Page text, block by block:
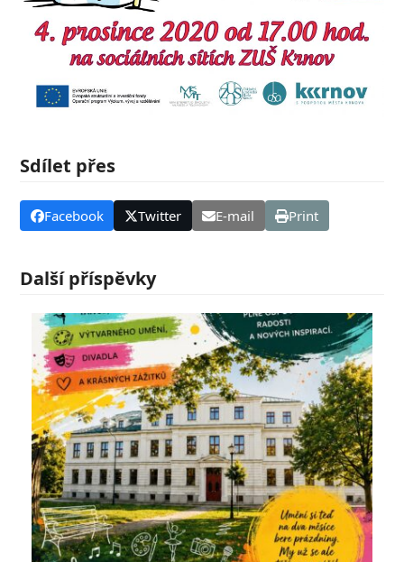
Sdílet přes
Facebook Twitter E-mail Print
Další příspěvky